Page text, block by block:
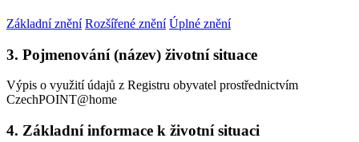
Základní znění Rozšířené znění Úplné znění
3. Pojmenování (název) životní situace
Výpis o využití údajů z Registru obyvatel prostřednictvím
CzechPOINT@home
4. Základní informace k životní situaci